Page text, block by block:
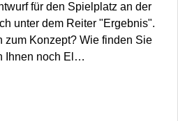
für den Spielplatz an der
unter dem Reiter "Ergebnis".
zum Konzept? Wie finden Sie
Ihnen noch El…